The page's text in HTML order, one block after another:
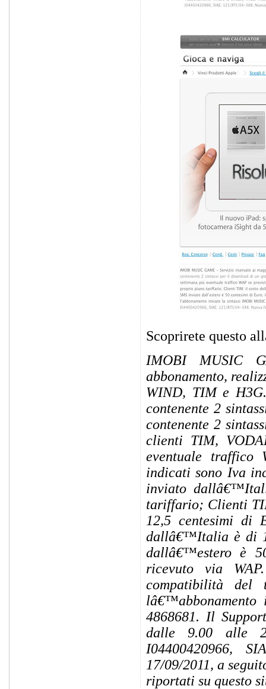
Scoprirete questo
IMOBI MUSIC
abbonamento,
WIND, TIM e
contenente 2
contenente 2
clienti TIM,
eventuale traffico
indicati sono Iva
inviato
tariffario; Clienti
12,5 centesimi di
dallâ€™Italia è di
dallâ€™estero è
ricevuto via
compatibilità del
4868681. Il
dalle 9.00 alle
I04400420966,
17/09/2011, a
riportati su questo